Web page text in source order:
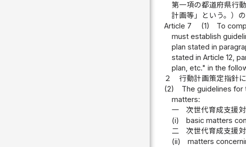
第一項の都道府県行
計画等」という。）
Article 7
(1)
To
must establish
plan stated in
stated in Article 12,
plan, etc." in the
２
行動計画策定指針
(2)
The guidelines for
matters:
一
次世代育成支援
(i)
basic matters
二
次世代育成支援
(ii)
matters